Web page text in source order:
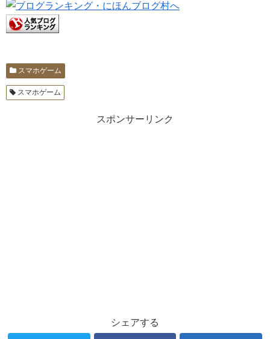
スマホゲーム
スマホゲーム
スポンサーリンク
シェアする